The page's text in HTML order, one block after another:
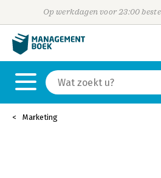
Op werkdagen voor 23:00
Marketing